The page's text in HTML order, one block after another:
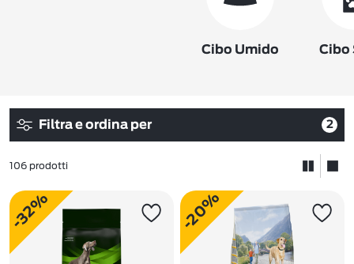
Cibo Umido Cibo
Filtra e ordina per 2
106 prodotti
-32% -20%